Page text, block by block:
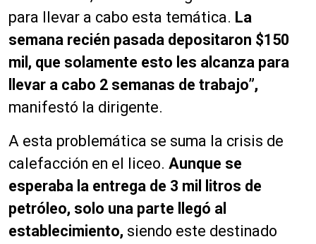
para llevar a cabo esta temática. La
semana recién pasada depositaron $150
mil, que solamente esto les alcanza para
llevar a cabo 2 semanas de trabajo”,
manifestó la dirigente.
A esta problemática se suma la crisis de
calefacción en el liceo. Aunque se
esperaba la entrega de 3 mil litros de
petróleo, solo una parte llegó al
establecimiento, siendo este destinado